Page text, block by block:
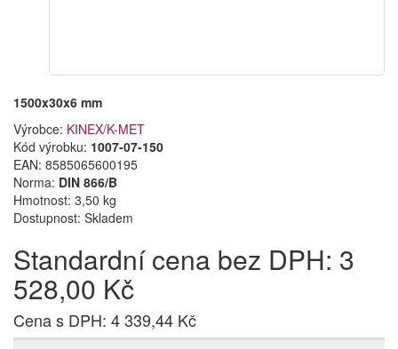
1500x30x6 mm
Výrobce: KINEX/K-MET
Kód výrobku: 1007-07-150
EAN: 8585065600195
Norma: DIN 866/B
Hmotnost: 3,50 kg
Dostupnost: Skladem
Standardní cena bez DPH: 3
528,00 Kč
Cena s DPH: 4 339,44 Kč